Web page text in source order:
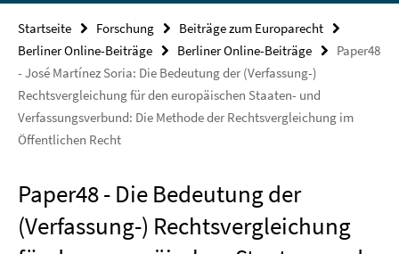
Startseite Forschung
Beiträge zum Europarecht
Berliner Online-Beiträge
Berliner Online-Beiträge
Paper48
- José Martínez Soria: Die Bedeutung der (Verfassung-)
Rechtsvergleichung für den europäischen Staaten- und
Verfassungsverbund: Die Methode der Rechtsvergleichung im
Öffentlichen Recht
Paper48 - Die Bedeutung der
(Verfassung-) Rechtsvergleichung